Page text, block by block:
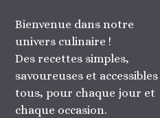
Bienvenue dans notre
univers culinaire !
Des recettes simples,
savoureuses et accessibles
tous, pour chaque jour et
chaque occasion.